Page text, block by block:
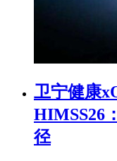
卫宁健康
HIMSS26
径